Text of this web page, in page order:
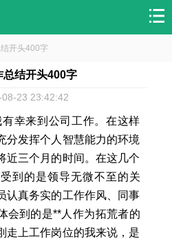
开头400字
总结开头400字
08-23 23:42:42
幸来到公司工作。在这样
分发挥个人智慧能力的环境
近三个月的时间。在这几个
到的是领导无微不至的关
认真务实的工作作风、同事
会到的是**人作为拓荒者的
走上工作岗位的我来说，是